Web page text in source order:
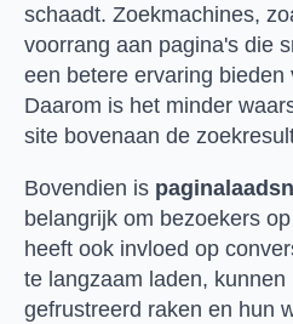
schaadt. Zoekmachines,
voorrang aan pagina's die
een betere ervaring bieden
Daarom is het minder
site bovenaan de
Bovendien is
belangrijk om bezoekers
heeft ook invloed op
te langzaam laden,
gefrustreerd raken en hun